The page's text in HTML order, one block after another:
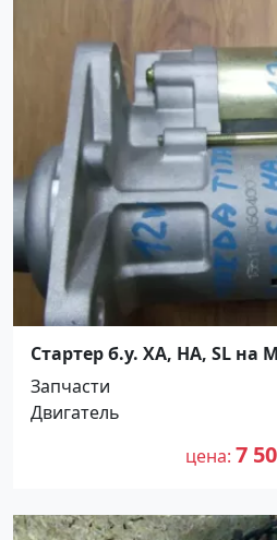
Стартер б.у. XA, HA, SL на
Краснодар
Запчасти
Двигатель
цена 7